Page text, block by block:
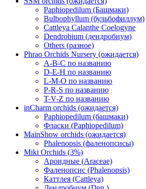
Paphiopedilum (Башмаки)
Bulbophyllum (бульбофиллум)
Cattleya Calanthe Coelogyne
Dendrobium (дендробиум)
Others (разное)
Phrao Orchids Nursery (ожидается)
A-B-C по названию
D-E-H по названию
L-M-O по названию
P-R-S по названию
T-V-Z по названию
inCharm orchids (ожидается)
Paphiopedilum (башмаки)
Фласки (Paphiopedilum)
MainShow orchids (ожидается)
Phalenopsis (фаленопсисы)
Miki Orchids (3%)
Ароидные (Araceae)
Фаленопсис (Phalenopsis)
Каттлея (Cattleya)